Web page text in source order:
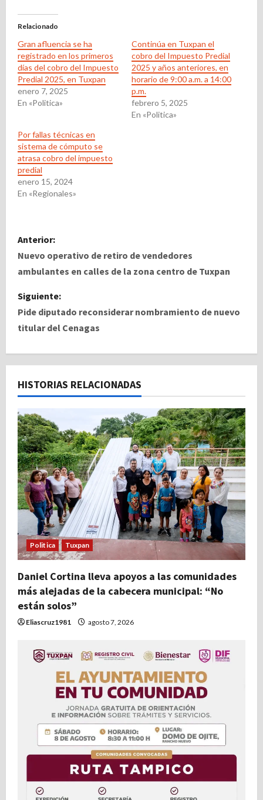
Relacionado
Gran afluencia se ha
registrado en los primeros
días del cobro del Impuesto
Predial 2025, en Tuxpan
enero 7, 2025
En «Politica»
Continúa en Tuxpan el
cobro del Impuesto Predial
2025 y años anteriores, en
horario de 9:00 a.m. a 14:00
p.m.
febrero 5, 2025
En «Politica»
Por fallas técnicas en
sistema de cómputo se
atrasa cobro del impuesto
predial
enero 15, 2024
En «Regionales»
N
a
e
g
a
c
i
ó
n
d
e
e
n
t
r
a
Anterior:
Nuevo operativo de retiro de vendedores
ambulantes en calles de la zona centro de Tuxpan
Siguiente:
Pide diputado reconsiderar nombramiento de nuevo
titular del Cenagas
HISTORIAS RELACIONADAS
Politica Tuxpan
Daniel Cortina lleva apoyos a las comunidades
más alejadas de la cabecera municipal: “No
están solos”
Eliascruz1981 agosto 7, 2026